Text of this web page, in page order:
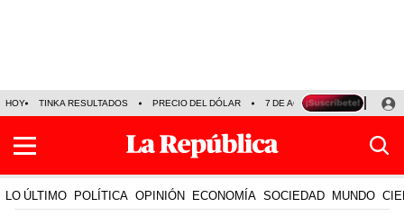
HOY TINKA RESULTADOS PRECIO DEL DÓLAR 7 DE AGOSTO OLLANTA
LO ÚLTIMO POLÍTICA OPINIÓN ECONOMÍA SOCIEDAD MUNDO